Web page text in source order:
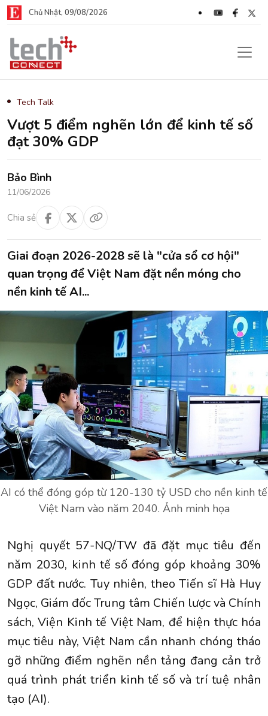
Chủ Nhật, 09/08/2026
Tech Talk
Vượt 5 điểm nghẽn lớn để kinh tế số
đạt 30% GDP
Bảo Bình
11/06/2026
Chia sẻ
Giai đoạn 2026-2028 sẽ là "cửa sổ cơ hội"
quan trọng để Việt Nam đặt nền móng cho
nền kinh tế AI...
AI có thể đóng góp từ 120-130 tỷ USD cho nền kinh tế
Việt Nam vào năm 2040. Ảnh minh họa
Nghị quyết 57-NQ/TW đã đặt mục tiêu đến
năm 2030, kinh tế số đóng góp khoảng 30%
GDP đất nước. Tuy nhiên, theo Tiến sĩ Hà Huy
Ngọc, Giám đốc Trung tâm Chiến lược và Chính
sách, Viện Kinh tế Việt Nam, để hiện thực hóa
mục tiêu này, Việt Nam cần nhanh chóng tháo
gỡ những điểm nghẽn nền tảng đang cản trở
quá trình phát triển kinh tế số và trí tuệ nhân
tạo (AI).